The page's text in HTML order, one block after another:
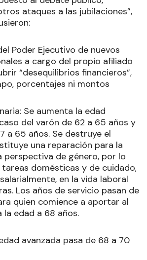
ataques a las jubilaciones”,
Poder Ejecutivo de nuevos
a cargo del propio afiliado
“desequilibrios financieros”,
porcentajes ni montos
Se aumenta la edad
del varón de 62 a 65 años y
a 65 años. Se destruye el
una reparación para la
perspectiva de género, por lo
domésticas y de cuidado,
en la vida laboral
Los años de servicio pasan de
quien comience a aportar al
la edad a 68 años.
avanzada pasa de 68 a 70